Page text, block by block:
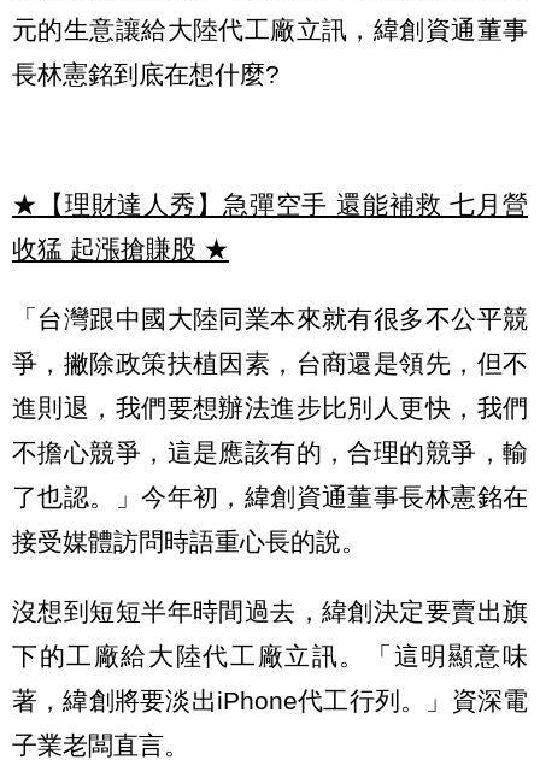
元的生意讓給大陸代工廠立訊，緯創資通董事
長林憲銘到底在想什麼?
★【理財達人秀】急彈空手 還能補救 七月營
收猛 起漲搶賺股 ★
「台灣跟中國大陸同業本來就有很多不公平競
爭，撇除政策扶植因素，台商還是領先，但不
進則退，我們要想辦法進步比別人更快，我們
不擔心競爭，這是應該有的，合理的競爭，輸
了也認。」今年初，緯創資通董事長林憲銘在
接受媒體訪問時語重心長的說。
沒想到短短半年時間過去，緯創決定要賣出旗
下的工廠給大陸代工廠立訊。「這明顯意味
著，緯創將要淡出iPhone代工行列。」資深電
子業老闆直言。